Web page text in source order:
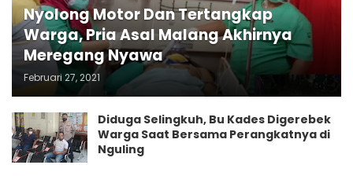
Nyolong Motor Dan Tertangkap
Warga, Pria Asal Malang Akhirnya
Meregang Nyawa
Februari 27, 2021
Diduga Selingkuh, Bu Kades Digerebek
Warga Saat Bersama Perangkatnya di
Nguling